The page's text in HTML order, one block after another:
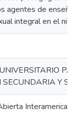
agentes de
integral en el
SECUNDARIA Y
Interamericana